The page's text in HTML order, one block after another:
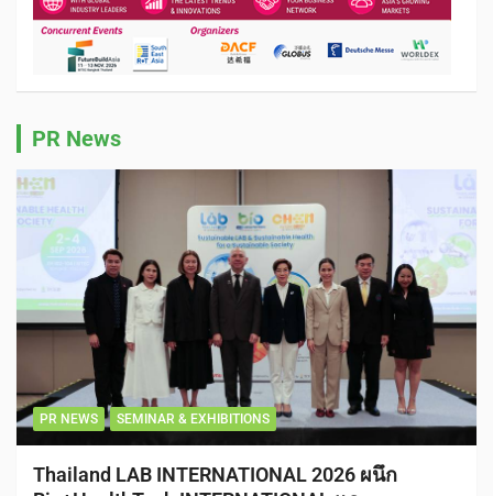
PR News
PR NEWS SEMINAR & EXHIBITIONS
Thailand LAB INTERNATIONAL 2026 ผนึก